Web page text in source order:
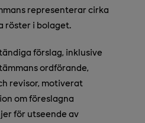
representerar cirka
röster i bolaget.
förslag, inklusive
ordförande,
revisor, motiverat
om föreslagna
för utseende av